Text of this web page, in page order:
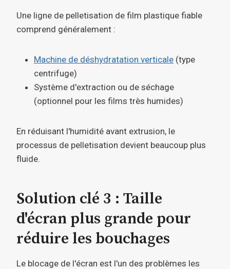
Une ligne de pelletisation de film plastique fiable
comprend généralement :
Machine de déshydratation verticale (type
centrifuge)
Système d'extraction ou de séchage
(optionnel pour les films très humides)
En réduisant l'humidité avant extrusion, le
processus de pelletisation devient beaucoup plus
fluide.
Solution clé 3 : Taille
d'écran plus grande pour
réduire les bouchages
Le blocage de l'écran est l'un des problèmes les